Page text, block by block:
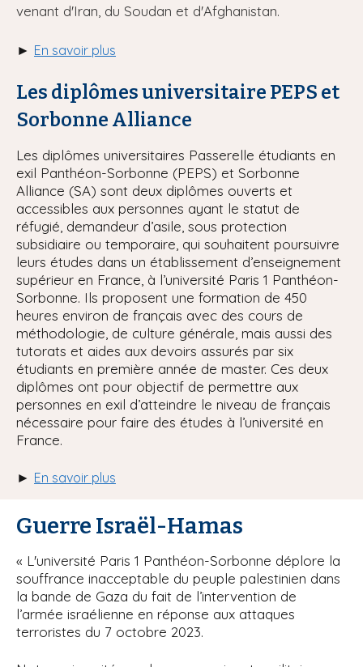
venant d'Iran, du Soudan et d'Afghanistan.
► En savoir plus
Les diplômes universitaire PEPS et
Sorbonne Alliance
Les diplômes universitaires Passerelle étudiants en
exil Panthéon-Sorbonne (PEPS) et Sorbonne
Alliance (SA) sont deux diplômes ouverts et
accessibles aux personnes ayant le statut de
réfugié, demandeur d’asile, sous protection
subsidiaire ou temporaire, qui souhaitent poursuivre
leurs études dans un établissement d’enseignement
supérieur en France, à l’université Paris 1 Panthéon-
Sorbonne. Ils proposent une formation de 450
heures environ de français avec des cours de
méthodologie, de culture générale, mais aussi des
tutorats et aides aux devoirs assurés par six
étudiants en première année de master. Ces deux
diplômes ont pour objectif de permettre aux
personnes en exil d’atteindre le niveau de français
nécessaire pour faire des études à l’université en
France.
► En savoir plus
Guerre Israël-Hamas
« L'université Paris 1 Panthéon-Sorbonne déplore la
souffrance inacceptable du peuple palestinien dans
la bande de Gaza du fait de l’intervention de
l’armée israélienne en réponse aux attaques
terroristes du 7 octobre 2023.